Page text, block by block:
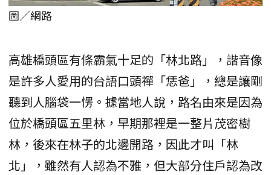
圖／網路
高雄橋頭區有條霸氣十足的「林北路」，諧音像
是許多人愛用的台語口頭禪「恁爸」，總是讓剛
聽到人腦袋一愣。據當地人說，路名由來是因為
位於橋頭區五里林，早期那裡是一整片茂密樹
林，後來在林子的北邊開路，因此才叫「林
北」，雖然有人認為不雅，但大部分住戶認為改